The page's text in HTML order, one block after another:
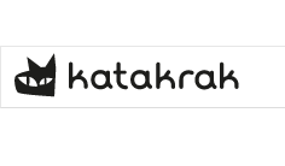
main
content